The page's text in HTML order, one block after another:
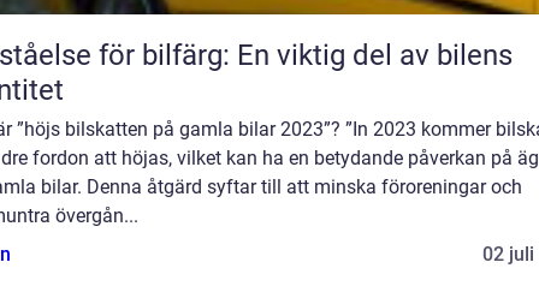
för bilfärg: En viktig del av bilens
”höjs bilskatten på gamla bilar 2023”? ”In 2023 kommer
fordon att höjas, vilket kan ha en betydande påverkan på
bilar. Denna åtgärd syftar till att minska föroreningar och
övergån...
02 juli